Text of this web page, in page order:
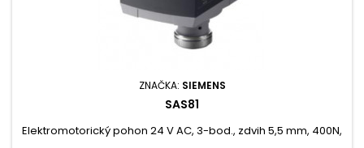
ZNAČKA: SIEMENS
SAS81
Elektromotorický pohon 24 V AC, 3-bod., zdvih 5,5 mm, 400N,